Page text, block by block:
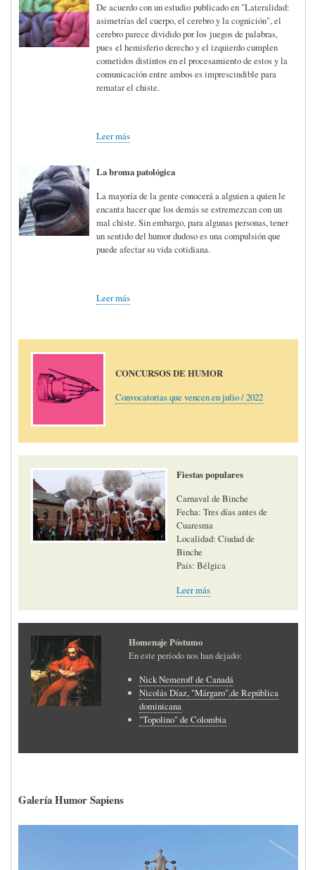
De acuerdo con un estudio publicado en "Lateralidad:
asimetrías del cuerpo, el cerebro y la cognición", el
cerebro parece dividido por los juegos de palabras,
pues el hemisferio derecho y el izquierdo cumplen
cometidos distintos en el procesamiento de estos y la
comunicación entre ambos es imprescindible para
rematar el chiste.
Leer más
La broma patológica
La mayoría de la gente conocerá a alguien a quien le
encanta hacer que los demás se estremezcan con un
mal chiste. Sin embargo, para algunas personas, tener
un sentido del humor dudoso es una compulsión que
puede afectar su vida cotidiana.
Leer más
CONCURSOS DE HUMOR
Convocatorias que vencen en julio / 2022
Fiestas populares
Carnaval de Binche
Fecha: Tres días antes de
Cuaresma
Localidad: Ciudad de
Binche
País: Bélgica
Leer más
Homenaje Póstumo
En este período nos han dejado:
Nick Nemeroff de Canadá
Nicolás Díaz, "Márgaro",de República
dominicana
"Topolino" de Colombia
Galería Humor Sapiens